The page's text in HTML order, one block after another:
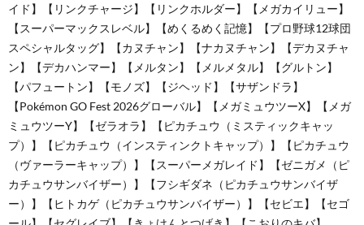
イド】【リンクチャージ】【リンクホルダー】【メガカイリュー】
【スーパーマックスレベル】【めくるめく記憶】【プロ野球12球団
スペシャルタッグ】【カヌチャン】【ナカヌチャン】【デカヌチャ
ン】【デカハンマー】【メルタン】【メルメタル】【グルトン】
【パフュートン】【モノズ】【ジヘッド】【サザンドラ】
【Pokémon GO Fest 2026グローバル】【メガミュウツーX】【メガ
ミュウツーY】【ゼラオラ】【ピカチュウ（ミスティックキャッ
プ）】【ピカチュウ（インスティンクトキャップ）】【ピカチュウ
（ヴァーラーキャップ）】【スーパーメガレイド】【ゼニガメ（ピ
カチュウサンバイザー）】【フシギダネ（ピカチュウサンバイザ
ー）】【ヒトカゲ（ピカチュウサンバイザー）】【セビエ】【セゴ